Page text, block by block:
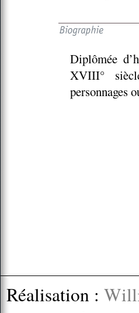
Diplômée
XVIII°
personnages
Réalisation :